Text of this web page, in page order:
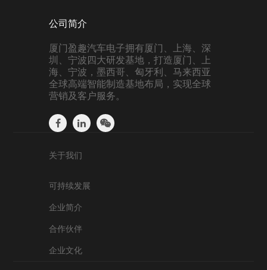
公司简介
厦门盈趣汽车电子拥有厦门、上海、深
圳、宁波四大研发基地，打造厦门、上
海、宁波，墨西哥、匈牙利、马来西亚
全球高端智能制造基地布局，实现全球
营销及客户服务。
关于我们
可持续发展
企业简介
合作伙伴
企业文化